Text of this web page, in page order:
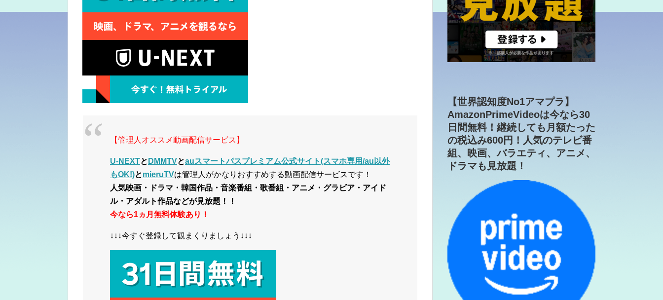
【管理人オススメ動画配信サービス】
U-NEXTと DMMTVとauスマートパスプレミアム公式サイト(スマホ専用/au以外
もOK!)とmieruTVは管理人がかなりおすすめする動画配信サービスです！
人気映画・ドラマ・韓国作品・音楽番組・歌番組・アニメ・グラビア・アイド
ル・アダルト作品などが見放題！！
今なら1ヵ月無料体験あり！
↓↓↓今すぐ登録して観まくりましょう↓↓↓
【世界認知度No1アマプラ】
AmazonPrimeVideoは今なら30
日間無料！継続しても月額たった
の税込み600円！人気のテレビ番
組、映画、バラエティ、アニメ、
ドラマも見放題！